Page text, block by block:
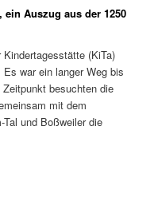
ein Auszug aus der 1250
(KiTa)
war ein langer Weg bis
besuchten die
mit dem
und Boßweiler die